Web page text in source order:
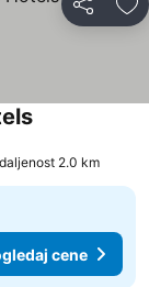
Deli
2.0 km
cene